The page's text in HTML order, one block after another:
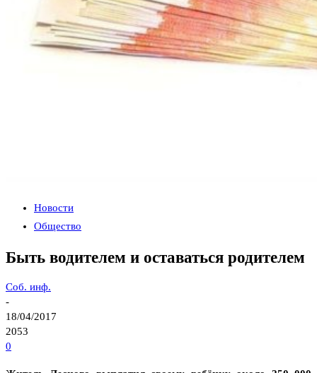
Новости
Общество
Быть водителем и оставаться родителем
Соб. инф.
-
18/04/2017
2053
0